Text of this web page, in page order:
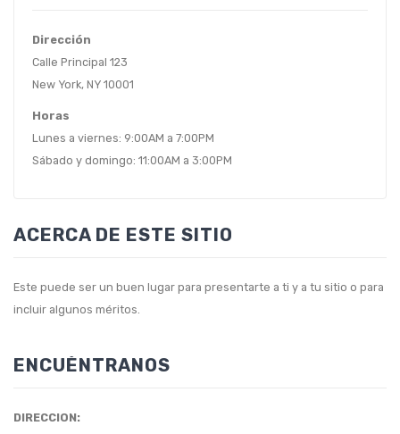
Dirección
Calle Principal 123
New York, NY 10001
Horas
Lunes a viernes: 9:00AM a 7:00PM
Sábado y domingo: 11:00AM a 3:00PM
ACERCA DE ESTE SITIO
Este puede ser un buen lugar para presentarte a ti y a tu sitio o para
incluir algunos méritos.
ENCUÉNTRANOS
DIRECCION: